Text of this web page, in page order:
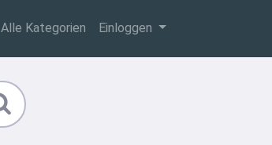
Alle Kategorien Einloggen